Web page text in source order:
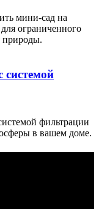
мини-сад на
ограниченного
природы.
системой
фильтрации
в вашем доме.